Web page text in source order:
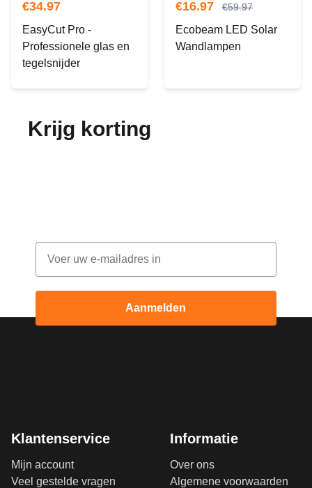
€34.97
EasyCut Pro -
Professionele glas en
tegelsnijder
€16.97 €59.97
Ecobeam LED Solar
Wandlampen
Krijg korting
Email
Aanmelden
Klantenservice
Mijn account
Veel gestelde vragen
Informatie
Over ons
Algemene voorwaarden